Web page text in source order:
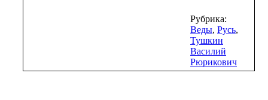
Рубрика:
Веды, Русь,
Тушкин
Василий
Рюрикович